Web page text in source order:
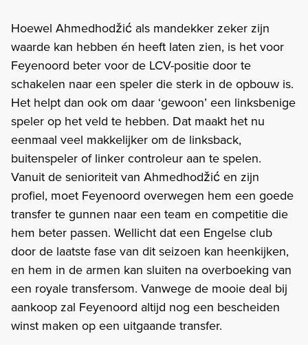
Hoewel Ahmedhodžić als mandekker zeker zijn
waarde kan hebben én heeft laten zien, is het voor
Feyenoord beter voor de LCV-positie door te
schakelen naar een speler die sterk in de opbouw is.
Het helpt dan ook om daar ‘gewoon’ een linksbenige
speler op het veld te hebben. Dat maakt het nu
eenmaal veel makkelijker om de linksback,
buitenspeler of linker controleur aan te spelen.
Vanuit de senioriteit van Ahmedhodžić en zijn
profiel, moet Feyenoord overwegen hem een goede
transfer te gunnen naar een team en competitie die
hem beter passen. Wellicht dat een Engelse club
door de laatste fase van dit seizoen kan heenkijken,
en hem in de armen kan sluiten na overboeking van
een royale transfersom. Vanwege de mooie deal bij
aankoop zal Feyenoord altijd nog een bescheiden
winst maken op een uitgaande transfer.